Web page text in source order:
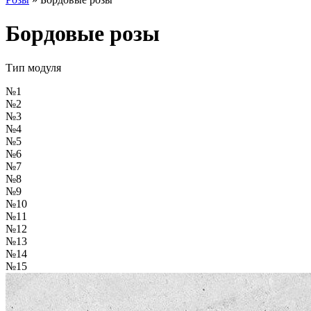
Бордовые розы
Тип модуля
№1
№2
№3
№4
№5
№6
№7
№8
№9
№10
№11
№12
№13
№14
№15